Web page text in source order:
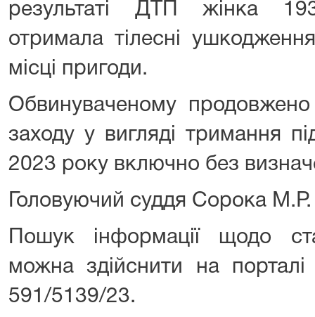
результаті ДТП жінка
отримала тілесні
місці пригоди.
Обвинуваченому продовжено
заходу у вигляді тримання
2023 року включно без
Головуючий суддя Сорока М.Р.
Пошук інформації щодо
можна здійснити на
591/5139/23.